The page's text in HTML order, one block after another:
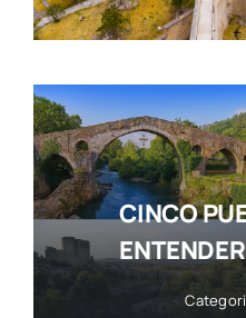
CINCO